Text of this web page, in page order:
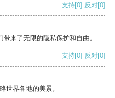
支持[0] 反对[0]
来了无限的隐私保护和自由。
支持[0] 反对[0]
世界各地的美景。